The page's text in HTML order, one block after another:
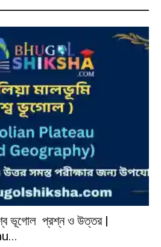
ভূগোল প্রশ্ন ও উত্তর |